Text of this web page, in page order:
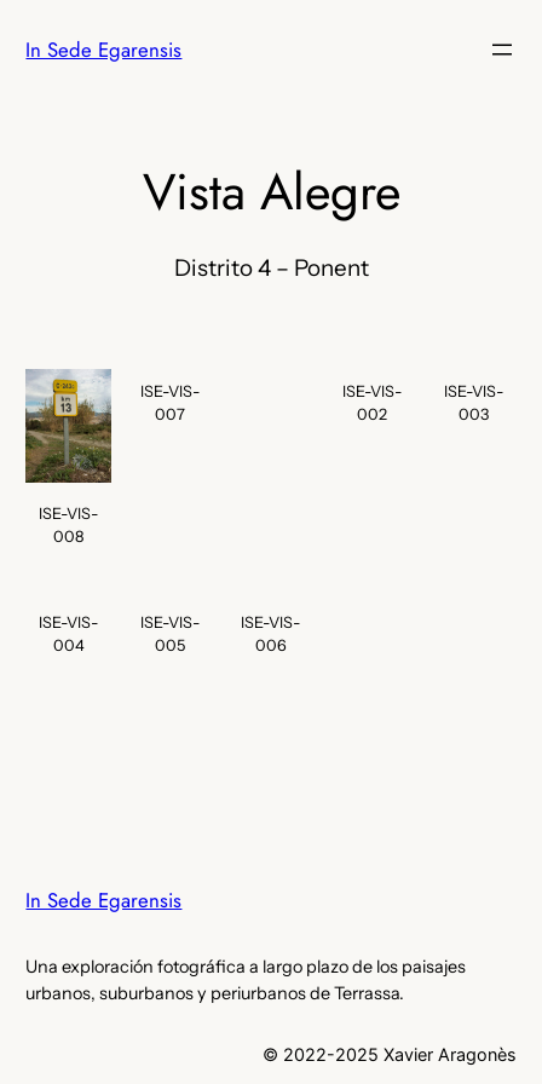
In Sede Egarensis
Vista Alegre
Distrito 4 – Ponent
ISE-VIS-
008
ISE-VIS-
007
ISE-VIS-
002
ISE-VIS-
003
ISE-VIS-
004
ISE-VIS-
005
ISE-VIS-
006
In Sede Egarensis
Una exploración fotográfica a largo plazo de los paisajes
urbanos, suburbanos y periurbanos de Terrassa.
© 2022-2025 Xavier Aragonès